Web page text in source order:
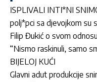
ISPLIVALI INTI*NI
polj*pci sa djevojkom su
Filip Đukić o svom
“Nismo raskinuli, samo
BIJELOJ KUĆI
Glavni adut produkcije